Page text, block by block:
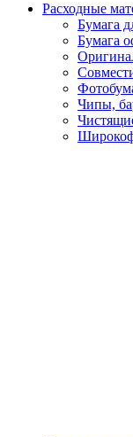
Расходные
Бумага
Бумага
Чипы,